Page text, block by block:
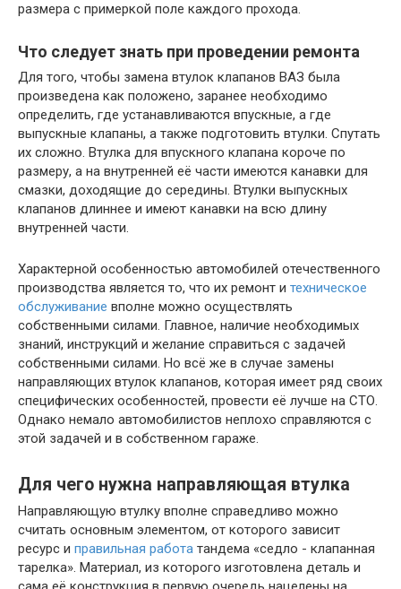
размера с примеркой поле каждого прохода.
Что следует знать при проведении ремонта
Для того, чтобы замена втулок клапанов ВАЗ была
произведена как положено, заранее необходимо
определить, где устанавливаются впускные, а где
выпускные клапаны, а также подготовить втулки. Спутать
их сложно. Втулка для впускного клапана короче по
размеру, а на внутренней её части имеются канавки для
смазки, доходящие до середины. Втулки выпускных
клапанов длиннее и имеют канавки на всю длину
внутренней части.
Характерной особенностью автомобилей отечественного
производства является то, что их ремонт и техническое
обслуживание вполне можно осуществлять
собственными силами. Главное, наличие необходимых
знаний, инструкций и желание справиться с задачей
собственными силами. Но всё же в случае замены
направляющих втулок клапанов, которая имеет ряд своих
специфических особенностей, провести её лучше на СТО.
Однако немало автомобилистов неплохо справляются с
этой задачей и в собственном гараже.
Для чего нужна направляющая втулка
Направляющую втулку вполне справедливо можно
считать основным элементом, от которого зависит
ресурс и правильная работа тандема «седло - клапанная
тарелка». Материал, из которого изготовлена деталь и